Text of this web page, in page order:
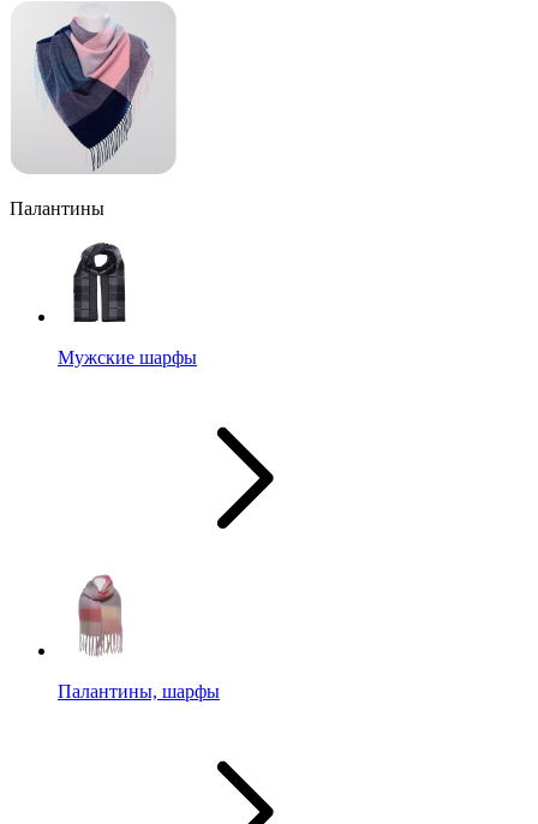
Палантины
Мужские шарфы
Палантины, шарфы